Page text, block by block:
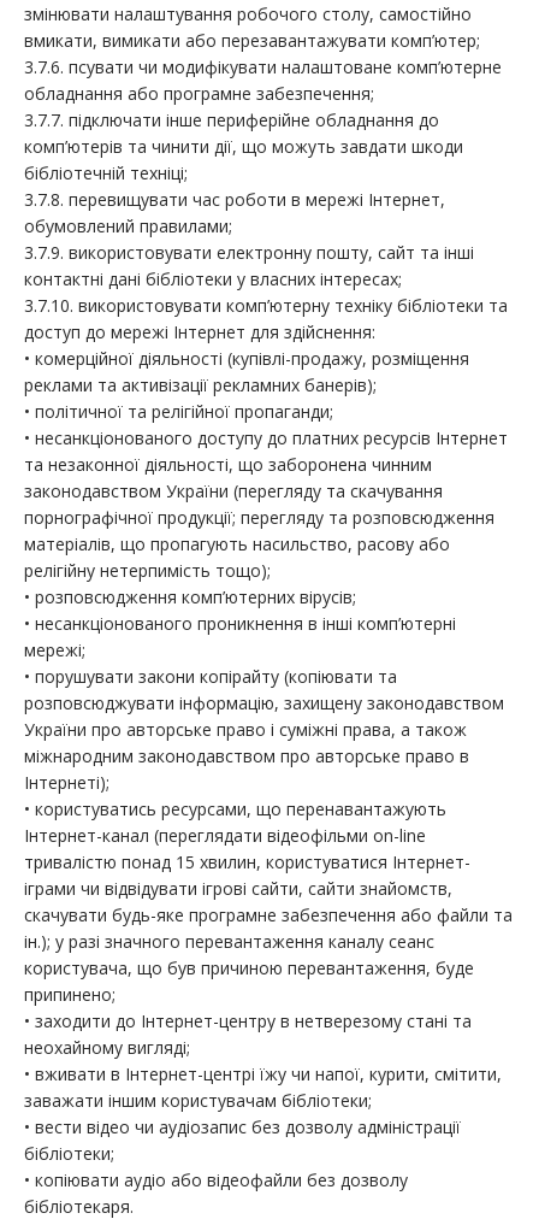
змінювати налаштування робочого столу, самостійно
вмикати, вимикати або перезавантажувати комп’ютер;
3.7.6. псувати чи модифікувати налаштоване комп’ютерне
обладнання або програмне забезпечення;
3.7.7. підключати інше периферійне обладнання до
комп’ютерів та чинити дії, що можуть завдати шкоди
бібліотечній техніці;
3.7.8. перевищувати час роботи в мережі Інтернет,
обумовлений правилами;
3.7.9. використовувати електронну пошту, сайт та інші
контактні дані бібліотеки у власних інтересах;
3.7.10. використовувати комп’ютерну техніку бібліотеки та
доступ до мережі Інтернет для здійснення:
• комерційної діяльності (купівлі-продажу, розміщення
реклами та активізації рекламних банерів);
• політичної та релігійної пропаганди;
• несанкціонованого доступу до платних ресурсів Інтернет
та незаконної діяльності, що заборонена чинним
законодавством України (перегляду та скачування
порнографічної продукції; перегляду та розповсюдження
матеріалів, що пропагують насильство, расову або
релігійну нетерпимість тощо);
• розповсюдження комп’ютерних вірусів;
• несанкціонованого проникнення в інші комп’ютерні
мережі;
• порушувати закони копірайту (копіювати та
розповсюджувати інформацію, захищену законодавством
України про авторське право і суміжні права, а також
міжнародним законодавством про авторське право в
Інтернеті);
• користуватись ресурсами, що перенавантажують
Інтернет-канал (переглядати відеофільми on-line
тривалістю понад 15 хвилин, користуватися Інтернет-
іграми чи відвідувати ігрові сайти, сайти знайомств,
скачувати будь-яке програмне забезпечення або файли та
ін.); у разі значного перевантаження каналу сеанс
користувача, що був причиною перевантаження, буде
припинено;
• заходити до Інтернет-центру в нетверезому стані та
неохайному вигляді;
• вживати в Інтернет-центрі їжу чи напої, курити, смітити,
заважати іншим користувачам бібліотеки;
• вести відео чи аудіозапис без дозволу адміністрації
бібліотеки;
• копіювати аудіо або відеофайли без дозволу
бібліотекаря.